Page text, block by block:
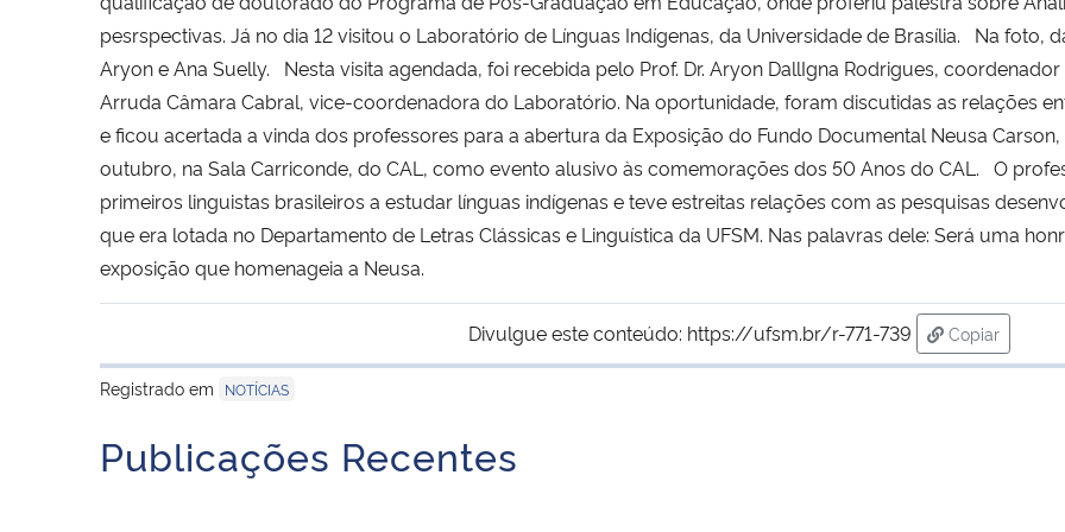
pesrspectivas. Já no dia 12 visitou o Laboratório de Línguas Indígenas, da Universidade de Brasília. Na foto,
Aryon e Ana Suelly. Nesta visita agendada, foi recebida pelo Prof. Dr. Aryon DallIgna Rodrigues, coordenador
Arruda Câmara Cabral, vice-coordenadora do Laboratório. Na oportunidade, foram discutidas as relações
e ficou acertada a vinda dos professores para a abertura da Exposição do Fundo Documental Neusa
outubro, na Sala Carriconde, do CAL, como evento alusivo às comemorações dos 50 Anos do CAL. O
primeiros linguistas brasileiros a estudar línguas indígenas e teve estreitas relações com as pesquisas
que era lotada no Departamento de Letras Clássicas e Linguística da UFSM. Nas palavras dele: Será uma
exposição que homenageia a Neusa.
Divulgue este conteúdo: https://ufsm.br/r-771-739
Copiar
para área
Registrado em
NOTÍCIAS
Publicações Recentes